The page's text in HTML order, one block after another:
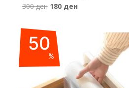
300ден Original
was:
300 ден.
180 денCurrent
180 ден.
50
%